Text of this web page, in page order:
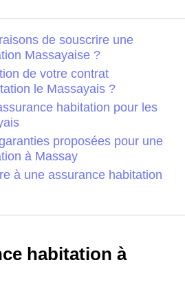
de souscrire une
Massayaise ?
de votre contrat
le Massayais ?
habitation pour les
proposées pour une
à Massay
à une assurance habitation
habitation à